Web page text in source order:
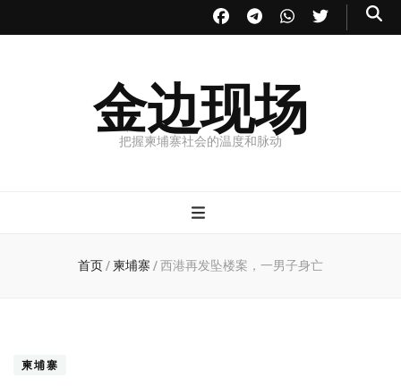
金边现场
把握柬埔寨社会的温度和脉动
首页/ 柬埔寨 /西港再发坠楼案，一男子身亡
柬埔寨